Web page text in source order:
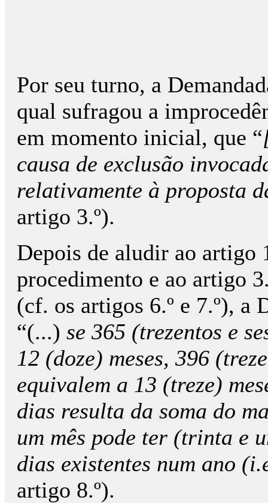
Por seu turno, a
qual sufragou a
em momento inicial, que “
causa de exclusão
relativamente à proposta
artigo 3.º).
Depois de aludir ao artigo
procedimento e ao artigo
(cf. os artigos 6.º e 7.º), a
“(...) se 365 (trezentos e
12 (doze) meses, 396
equivalem a 13 (treze)
dias resulta da soma do
um mês pode ter (trinta e
dias existentes num ano
artigo 8.º).